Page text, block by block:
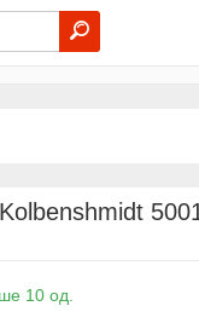
10 од.